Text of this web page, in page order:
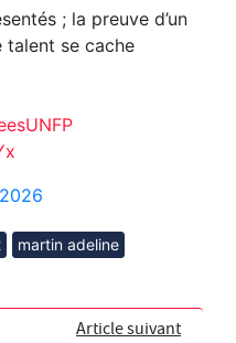
; la preuve d’un
talent se cache
martin adeline
Article suivant